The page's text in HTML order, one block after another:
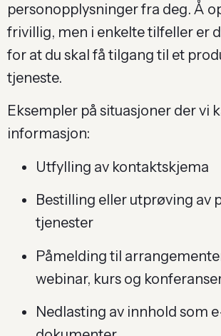
personopplysninger fra deg. Å
frivillig, men i enkelte tilfeller er
for at du skal få tilgang til et
tjeneste.
Eksempler på situasjoner der vi
informasjon:
Utfylling av kontaktskjema
Bestilling eller utprøving av
tjenester
Påmelding til
webinar, kurs og
Nedlasting av innhold som